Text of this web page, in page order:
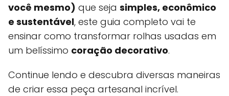
você mesmo) que seja simples, econômico
e sustentável, este guia completo vai te
ensinar como transformar rolhas usadas em
um belíssimo coração decorativo.
Continue lendo e descubra diversas maneiras
de criar essa peça artesanal incrível.